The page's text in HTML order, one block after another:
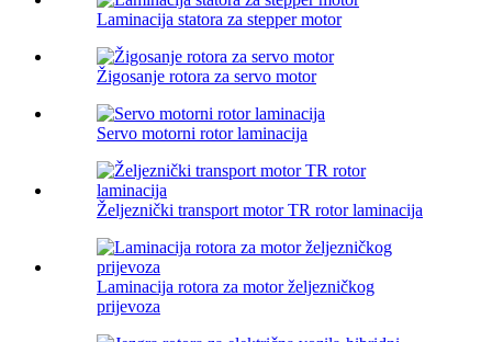
Laminacija statora za stepper motor
Žigosanje rotora za servo motor
Servo motorni rotor laminacija
Željeznički transport motor TR rotor laminacija
Laminacija rotora za motor željezničkog
prijevoza